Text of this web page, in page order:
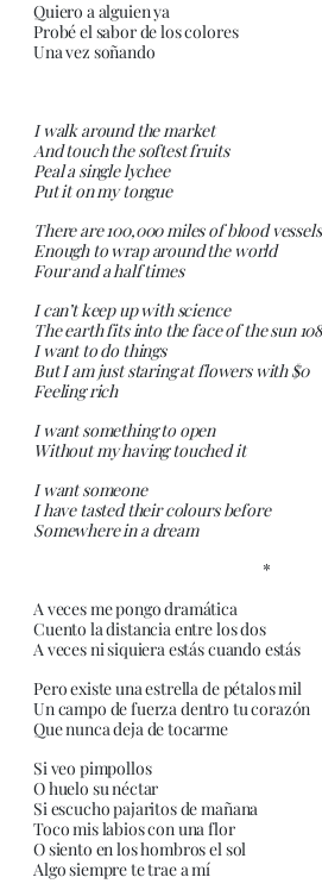
Quiero a alguien ya
Probé el sabor de los colores
Una vez soñando
I walk around the market
And touch the softest fruits
Peal a single lychee
Put it on my tongue
There are 100,000 miles of blood
Enough to wrap around the world
Four and a half times
I can’t keep up with science
The earth fits into the face of the sun
I want to do things
But I am just staring at flowers with $0
Feeling rich
I want something to open
Without my having touched it
I want someone
I have tasted their colours before
Somewhere in a dream
*
A veces me pongo dramática
Cuento la distancia entre los dos
A veces ni siquiera estás cuando estás
Pero existe una estrella de pétalos mil
Un campo de fuerza dentro tu corazón
Que nunca deja de tocarme
Si veo pimpollos
O huelo su néctar
Si escucho pajaritos de mañana
Toco mis labios con una flor
O siento en los hombros el sol
Algo siempre te trae a mí